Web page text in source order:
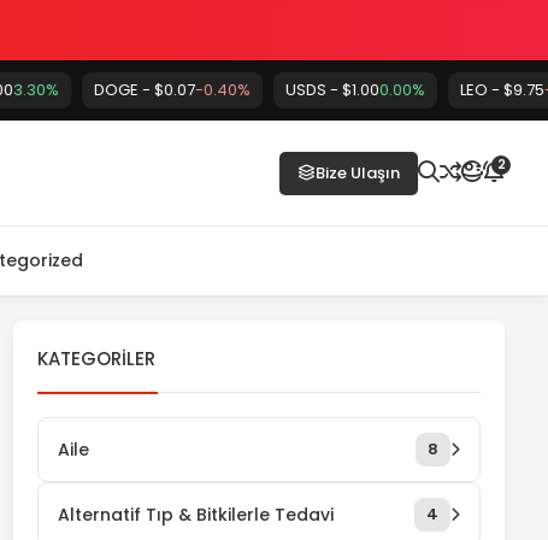
DOGE - $0.07 -0.40% USDS - $1.00 0.00% LEO - $9.75 -0.20%
Bize Ulaşın 2
KATEGORILER
Aile 8
Alternatif Tıp & Bitkilerle Tedavi 4